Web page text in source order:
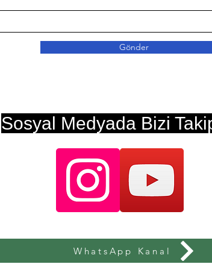
Gönder
Sosyal Medyada Bizi
WhatsApp Kanal